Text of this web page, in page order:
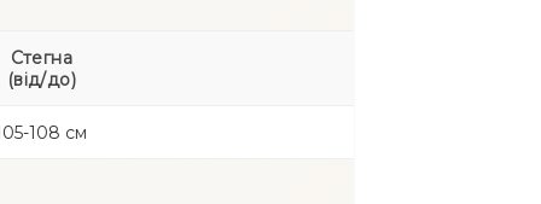
та облягаючі сукні
витонченого силуету
Cтегна
(від/до)
108 см